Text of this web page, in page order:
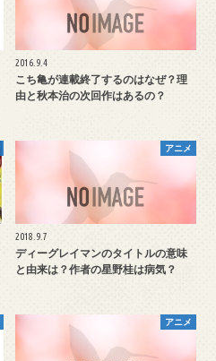
2016.9.4
こち亀が連載終了するのはなぜ？理
由と秋本治の次回作はあるの？
アニメ
2018.9.7
ディーグレイマンのタイトルの意味
と由来は？作者の星野桂は病気？
アニメ